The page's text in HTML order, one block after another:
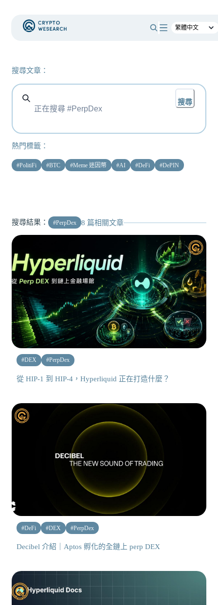
搜尋文章：
搜尋
熱門標籤：
#PolitiFi #BTC #Meme 迷因幣 #AI #DeFi #DePIN
搜尋結果： #PerpDex 8 篇相關文章
#DEX #PerpDex
從 HIP-1 到 HIP-4，Hyperliquid 正在打造什麼？
#DeFi #DEX #PerpDex
Decibel 介紹｜Aptos 孵化的全鏈上 perp DEX